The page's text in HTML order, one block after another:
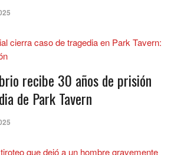
recibe 30 años de prisión
de Park Tavern